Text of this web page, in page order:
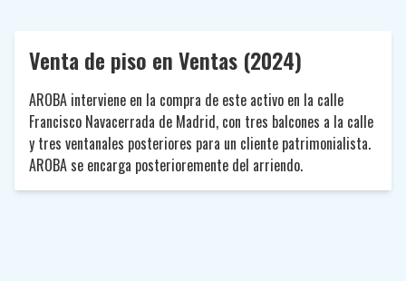
Venta de piso en Ventas (2024)
AROBA interviene en la compra de este activo en la calle
Francisco Navacerrada de Madrid, con tres balcones a la calle
y tres ventanales posteriores para un cliente patrimonialista.
AROBA se encarga posterioremente del arriendo.